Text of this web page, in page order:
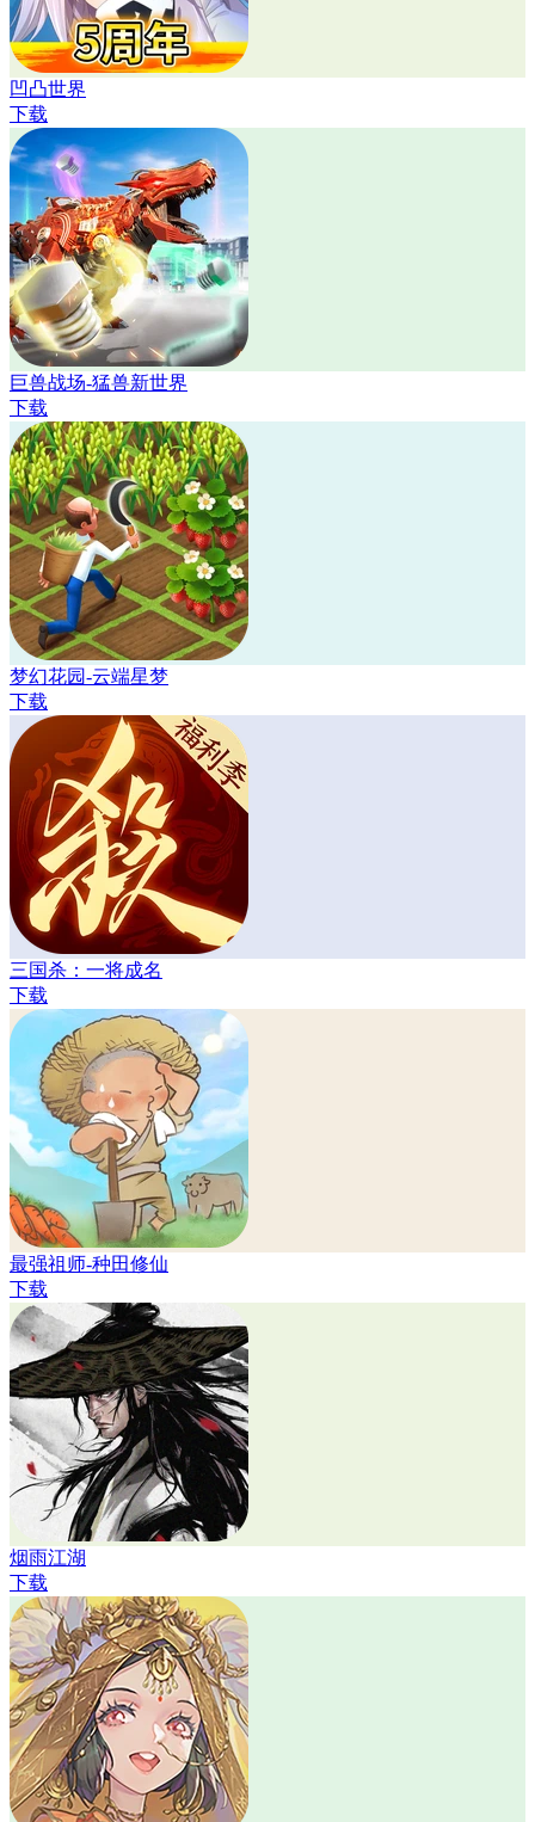
凹凸世界
下载
巨兽战场-猛兽新世界
下载
梦幻花园-云端星梦
下载
三国杀：一将成名
下载
最强祖师-种田修仙
下载
烟雨江湖
下载